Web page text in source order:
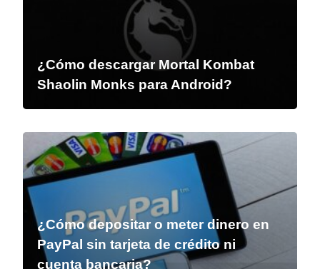
¿Cómo descargar Mortal Kombat
Shaolin Monks para Android?
¿Cómo depositar o meter dinero en
PayPal sin tarjeta de crédito ni
cuenta bancaria?